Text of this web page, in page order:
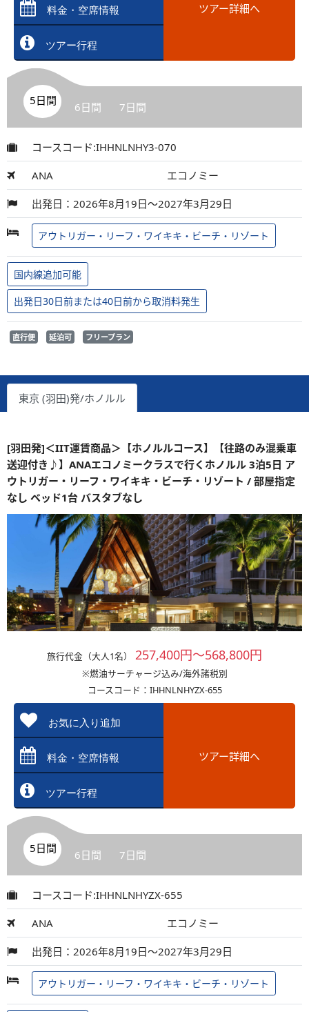
料金・空席情報
ツアー行程
ツアー詳細へ
5日間 6日間 7日間
コースコード:IHHNLNHY3-070
ANA エコノミー
出発日：2026年8月19日～2027年3月29日
アウトリガー・リーフ・ワイキキ・ビーチ・リゾート
国内線追加可能
出発日30日前または40日前から取消料発生
直行便 延泊可 フリープラン
東京 (羽田)発/ホノルル
[羽田発]＜IIT運賃商品＞【ホノルルコース】【往路のみ混乗車
送迎付き♪】ANAエコノミークラスで行くホノルル 3泊5日 ア
ウトリガー・リーフ・ワイキキ・ビーチ・リゾート / 部屋指定
なし ベッド1台 バスタブなし
旅行代金（大人1名） 257,400円～568,800円
※燃油サーチャージ込み/海外諸税別
コースコード：IHHNLNHYZX-655
お気に入り追加
料金・空席情報
ツアー行程
ツアー詳細へ
5日間 6日間 7日間
コースコード:IHHNLNHYZX-655
ANA エコノミー
出発日：2026年8月19日～2027年3月29日
アウトリガー・リーフ・ワイキキ・ビーチ・リゾート